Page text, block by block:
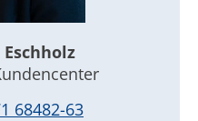
68482-63und Social Media